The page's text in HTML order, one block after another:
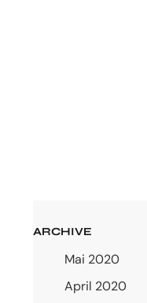
ARCHIVE
Mai 2020
April 2020